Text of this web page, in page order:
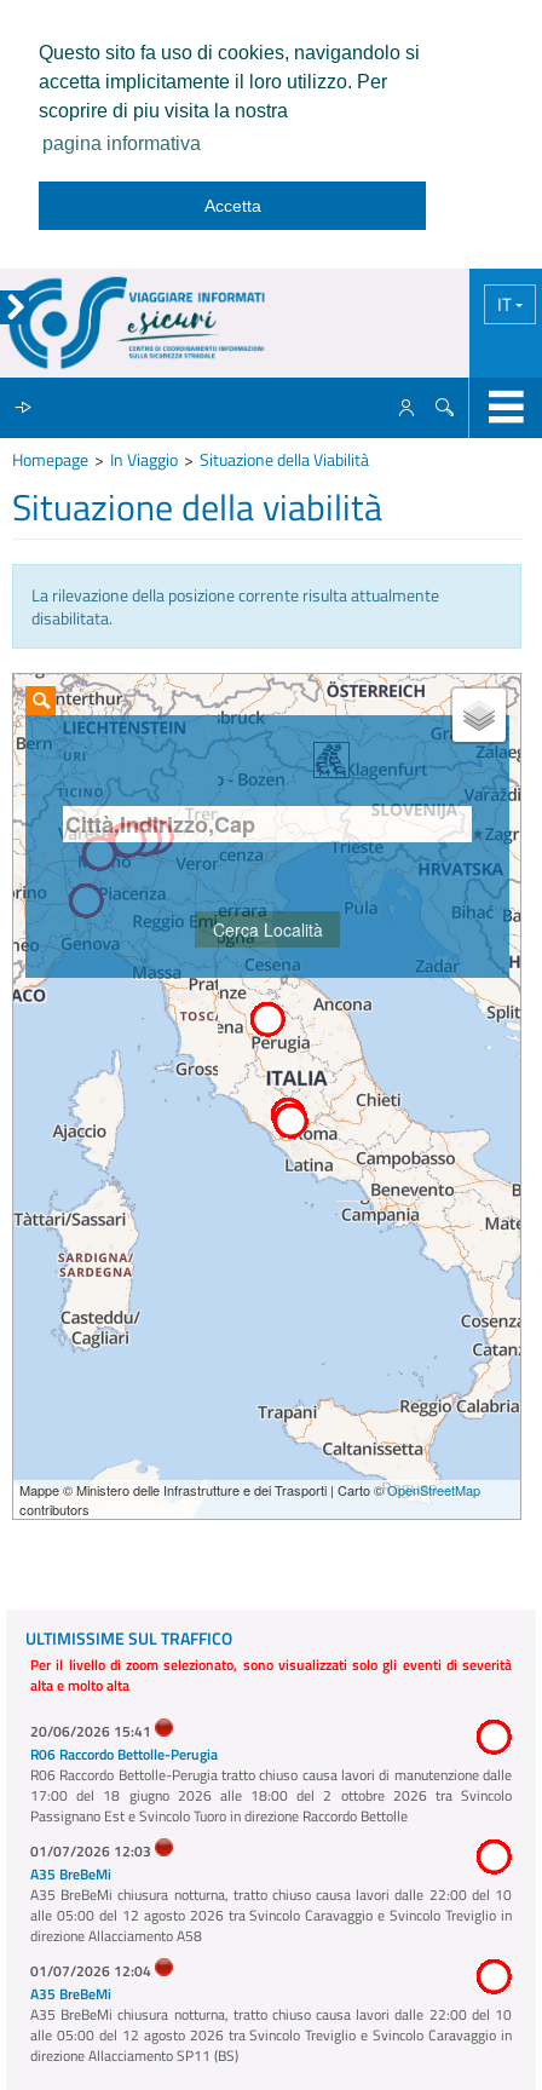
Questo sito fa uso di cookies, navigandolo si
accetta implicitamente il loro utilizzo. Per
scoprire di piu visita la nostra
pagina informativa
Accetta
IT
IL CCISS
INFO E MEDIA
IN VIAGGIO
Homepage In Viaggio Situazione della Viabilità
Situazione della viabilità
La rilevazione della posizione corrente risulta attualmente
disabilitata.
Mappe © Ministero delle Infrastrutture e dei Trasporti | Carto ©OpenStreetMap
contributors
ULTIMISSIME SUL TRAFFICO
Per il livello di zoom selezionato, sono visualizzati solo gli eventi di severità
alta e molto alta
20/06/2026 15:41
R06 Raccordo Bettolle-Perugia
R06 Raccordo Bettolle-Perugia tratto chiuso causa lavori di manutenzione dalle
17:00 del 18 giugno 2026 alle 18:00 del 2 ottobre 2026 tra Svincolo
Passignano Est e Svincolo Tuoro in direzione Raccordo Bettolle
01/07/2026 12:03
A35 BreBeMi
A35 BreBeMi chiusura notturna, tratto chiuso causa lavori dalle 22:00 del 10
alle 05:00 del 12 agosto 2026 tra Svincolo Caravaggio e Svincolo Treviglio in
direzione Allacciamento A58
01/07/2026 12:04
A35 BreBeMi
A35 BreBeMi chiusura notturna, tratto chiuso causa lavori dalle 22:00 del 10
alle 05:00 del 12 agosto 2026 tra Svincolo Treviglio e Svincolo Caravaggio in
direzione Allacciamento SP11 (BS)